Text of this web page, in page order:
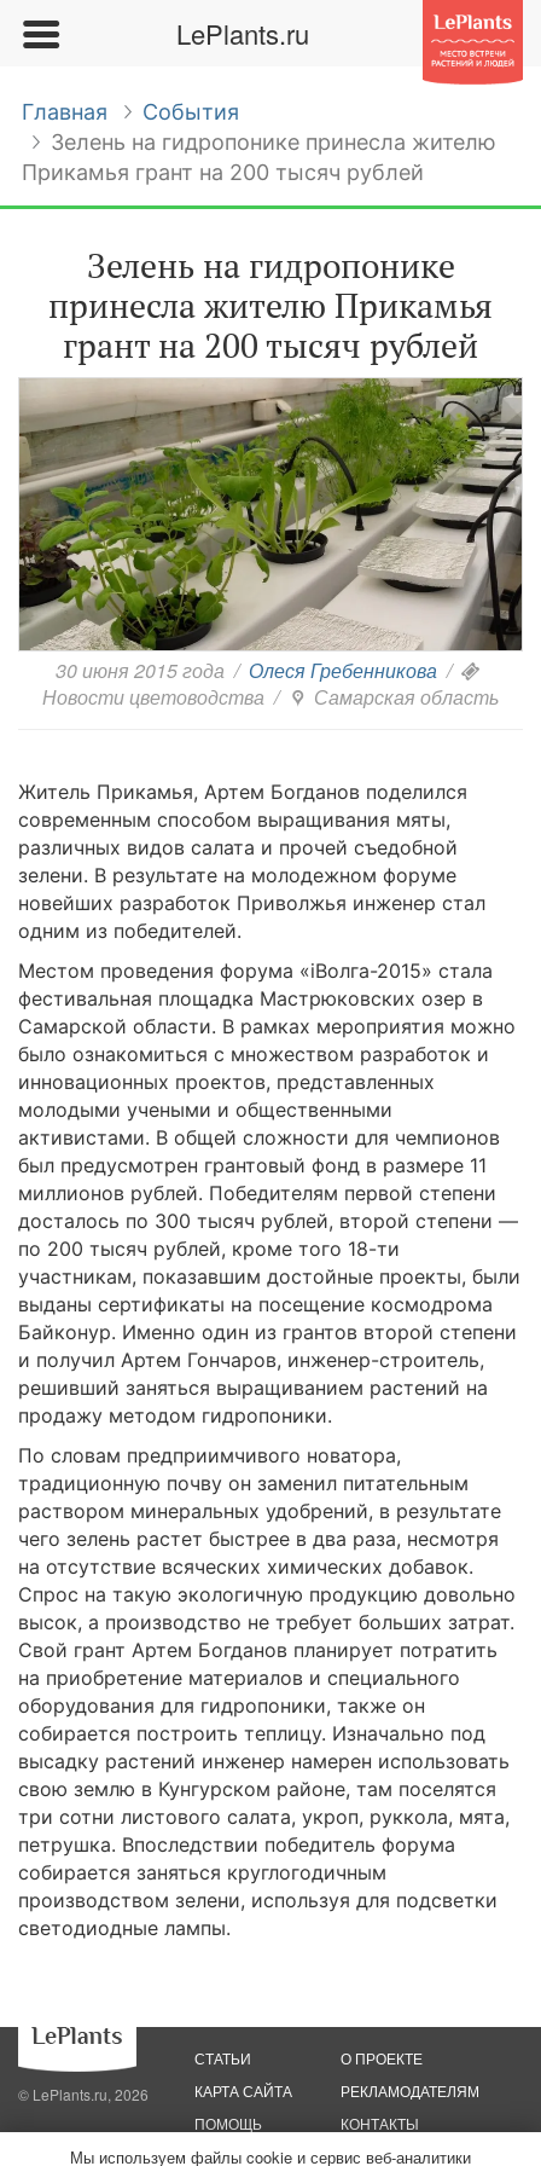
LePlants.ru
Главная
События
Зелень на гидропонике принесла жителю
Прикамья грант на 200 тысяч рублей
Зелень на гидропонике
принесла жителю Прикамья
грант на 200 тысяч рублей
30 июня 2015 года / Олеся Гребенникова /
Новости цветоводства / Самарская область
Житель Прикамья, Артем Богданов поделился
современным способом выращивания мяты,
различных видов салата и прочей съедобной
зелени. В результате на молодежном форуме
новейших разработок Приволжья инженер стал
одним из победителей.
Местом проведения форума «iВолга-2015» стала
фестивальная площадка Мастрюковских озер в
Самарской области. В рамках мероприятия можно
было ознакомиться с множеством разработок и
инновационных проектов, представленных
молодыми учеными и общественными
активистами. В общей сложности для чемпионов
был предусмотрен грантовый фонд в размере 11
миллионов рублей. Победителям первой степени
досталось по 300 тысяч рублей, второй степени —
по 200 тысяч рублей, кроме того 18-ти
участникам, показавшим достойные проекты, были
выданы сертификаты на посещение космодрома
Байконур. Именно один из грантов второй степени
и получил Артем Гончаров, инженер-строитель,
решивший заняться выращиванием растений на
продажу методом гидропоники.
По словам предприимчивого новатора,
традиционную почву он заменил питательным
раствором минеральных удобрений, в результате
чего зелень растет быстрее в два раза, несмотря
на отсутствие всяческих химических добавок.
Спрос на такую экологичную продукцию довольно
высок, а производство не требует больших затрат.
Свой грант Артем Богданов планирует потратить
на приобретение материалов и специального
оборудования для гидропоники, также он
собирается построить теплицу. Изначально под
высадку растений инженер намерен использовать
свою землю в Кунгурском районе, там поселятся
три сотни листового салата, укроп, руккола, мята,
петрушка. Впоследствии победитель форума
собирается заняться круглогодичным
производством зелени, используя для подсветки
светодиодные лампы.
© LePlants.ru, 2026
СТАТЬИ
КАРТА САЙТА
ПОМОЩЬ
О ПРОЕКТЕ
РЕКЛАМОДАТЕЛЯМ
КОНТАКТЫ
Мы используем файлы cookie и сервис веб-аналитики